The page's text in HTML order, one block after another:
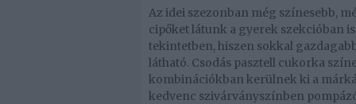
Az idei szezonban még színesebb,
cipőket látunk a gyerek szekcióban
tekintetben, hiszen sokkal
látható. Csodás pasztell cukorka
kombinációkban kerülnek ki a
kedvenc szivárványszínben